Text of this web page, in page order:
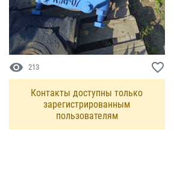
visibility 213 favorite_border
Контакты доступны только
зарегистрированным
пользователям